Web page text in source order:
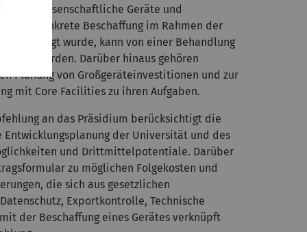
„Wissenschaftliche Geräte und
die konkrete Beschaffung im Rahmen der
zugesagt wurde, kann von einer Behandlung
werden. Darüber hinaus gehören
Planung von Großgeräteinvestitionen und zur
mit Core Facilities zu ihren Aufgaben.
an das Präsidium berücksichtigt die
Entwicklungsplanung der Universität und des
und Drittmittelpotentiale. Darüber
zu möglichen Folgekosten und
die sich aus gesetzlichen
Exportkontrolle, Technische
der Beschaffung eines Gerätes verknüpft